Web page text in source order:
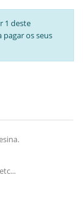
1 deste
os seus